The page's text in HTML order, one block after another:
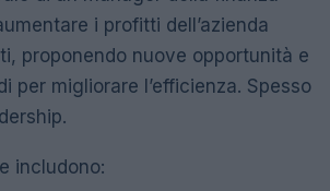
i profitti dell’azienda
proponendo nuove opportunità e
per migliorare l’efficienza. Spesso
includono: